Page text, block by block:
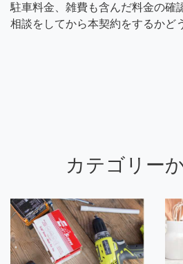
駐車料金、雑費も含んだ料金の確
相談をしてから本契約をするかど
カテゴリー